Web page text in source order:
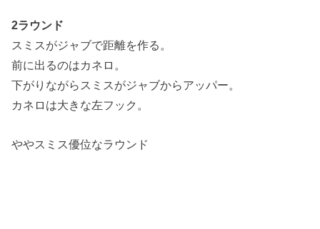
2ラウンド
スミスがジャブで距離を作る。
前に出るのはカネロ。
下がりながらスミスがジャブからアッパー。
カネロは大きな左フック。
ややスミス優位なラウンド